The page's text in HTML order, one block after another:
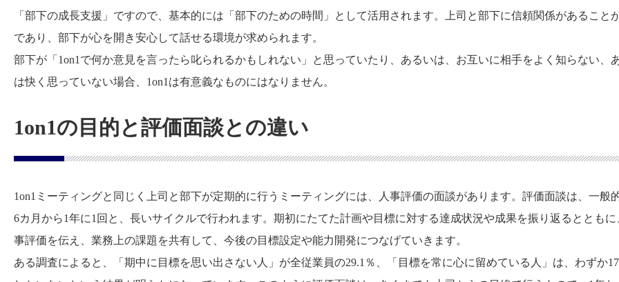
「部下の成長支援」ですので、基本的には「部下のための時間」として活用されます。上司と部下に信頼関係があること
であり、部下が心を開き安心して話せる環境が求められます。
部下が「1on1で何か意見を言ったら叱られるかもしれない」と思っていたり、あるいは、お互いに相手をよく知らない、
は快く思っていない場合、1on1は有意義なものにはなりません。
1on1の目的と評価面談との違い
1on1ミーティングと同じく上司と部下が定期的に行うミーティングには、人事評価の面談があります。評価面談は、一般的
6カ月から1年に1回と、長いサイクルで行われます。期初にたてた計画や目標に対する達成状況や成果を振り返るとともに
事評価を伝え、業務上の課題を共有して、今後の目標設定や能力開発につなげていきます。
ある調査によると、「期中に目標を思い出さない人」が全従業員の29.1％、「目標を常に心に留めている人」は、わずか